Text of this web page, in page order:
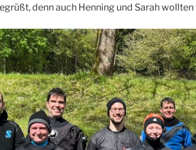
denn auch Henning und Sarah